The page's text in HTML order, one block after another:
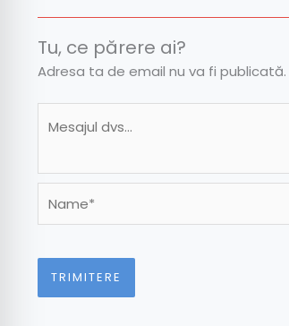
Tu, ce părere ai?
Adresa ta de email nu va fi publicată.